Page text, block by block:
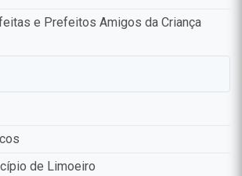
e Prefeitos Amigos da Criança
de Limoeiro